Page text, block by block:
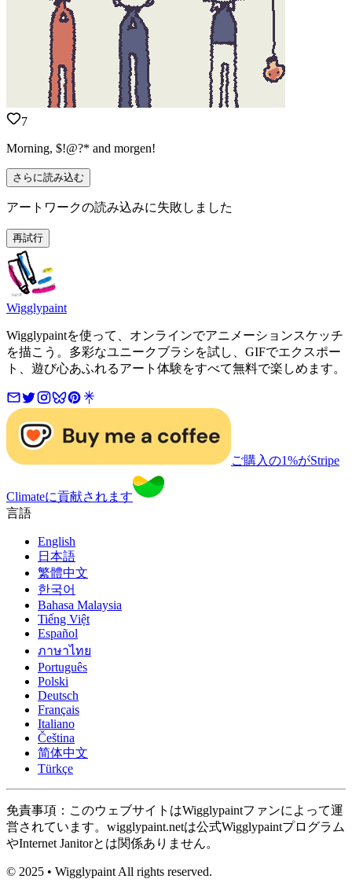
7
Morning, $!@?* and morgen!
さらに読み込む
アートワークの読み込みに失敗しました
再試行
Wigglypaint
Wigglypaintを使って、オンラインでアニメーションスケッチ
を描こう。多彩なユニークブラシを試し、GIFでエクスポー
ト、遊び心あふれるアート体験をすべて無料で楽しめます。
ご購入の1%がStripe
Climateに貢献されます
言語
English
日本語
繁體中文
한국어
Bahasa Malaysia
Tiếng Việt
Español
ภาษาไทย
Português
Polski
Deutsch
Français
Italiano
Čeština
简体中文
Türkçe
免責事項：このウェブサイトはWigglypaintファンによって運
営されています。wigglypaint.netは公式Wigglypaintプログラム
やInternet Janitorとは関係ありません。
© 2025 • Wigglypaint All rights reserved.